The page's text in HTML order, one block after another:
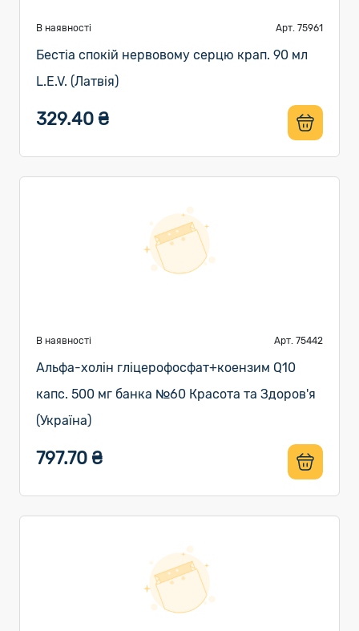
В наявності Арт. 75961
Бестіа спокій нервовому серцю крап. 90 мл
L.E.V. (Латвія)
329.40 ₴
В наявності Арт. 75442
Альфа-холін гліцерофосфат+коензим Q10
капс. 500 мг банка №60 Красота та Здоров'я
(Україна)
797.70 ₴